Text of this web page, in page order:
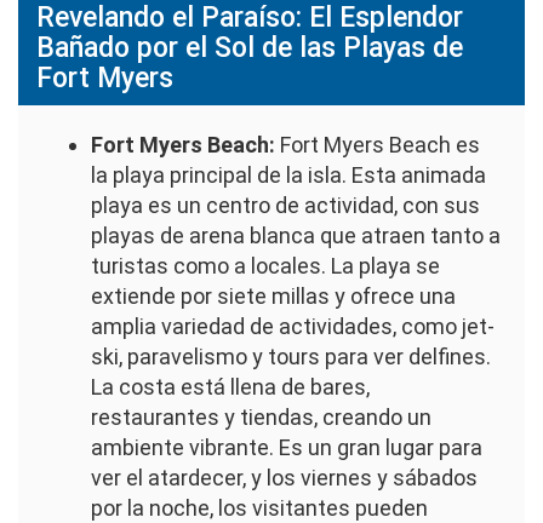
Revelando el Paraíso: El Esplendor
Bañado por el Sol de las Playas de
Fort Myers
Fort Myers Beach: Fort Myers Beach es
la playa principal de la isla. Esta animada
playa es un centro de actividad, con sus
playas de arena blanca que atraen tanto a
turistas como a locales. La playa se
extiende por siete millas y ofrece una
amplia variedad de actividades, como jet-
ski, paravelismo y tours para ver delfines.
La costa está llena de bares,
restaurantes y tiendas, creando un
ambiente vibrante. Es un gran lugar para
ver el atardecer, y los viernes y sábados
por la noche, los visitantes pueden